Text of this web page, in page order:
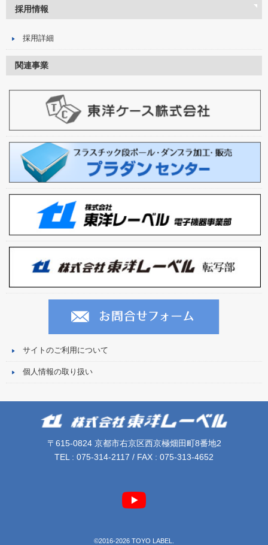
採用情報
採用詳細
関連事業
サイトのご利用について
個人情報の取り扱い
〒615-0824 京都市右京区西京極畑田町8番地2
TEL : 075-314-2117 / FAX : 075-313-4652
©2016-2026 TOYO LABEL.